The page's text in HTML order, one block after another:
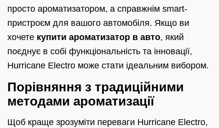
просто ароматизатором, а справжнім smart-
пристроєм для вашого автомобіля. Якщо ви
хочете купити ароматизатор в авто, який
поєднує в собі функціональність та інновації,
Hurricane Electro може стати ідеальним вибором.
Порівняння з традиційними
методами ароматизації
Щоб краще зрозуміти переваги Hurricane Electro,